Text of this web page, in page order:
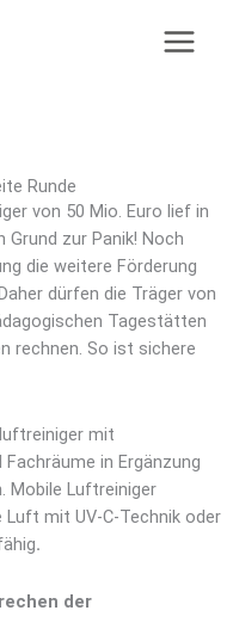
Runde
von 50 Mio. Euro lief in
Grund zur Panik! Noch
die weitere Förderung
dürfen die Träger von
Tagestätten
rechnen. So ist sichere
mit
in Ergänzung
Mobile Luftreiniger
Luft mit UV-C-Technik oder
.
der